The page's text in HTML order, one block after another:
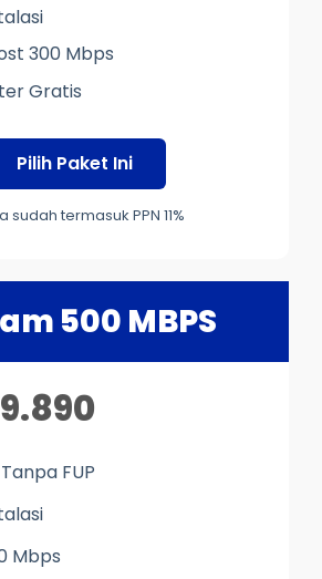
300 Mbps
Gratis
Pilih Paket Ini
sudah termasuk PPN 11%
500 MBPS
FUP
Mbps